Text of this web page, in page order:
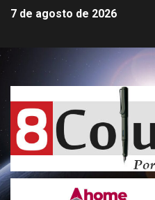
7 de agosto de 2026